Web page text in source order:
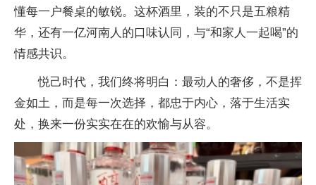
懂每一户餐桌的敏锐。这杯酒里，装的不只是五粮精
华，还有一亿河南人的口味认同，与“和家人一起喝”的
情感共识。
悦己时代，我们终将明白：最动人的奢侈，不是挥
金如土，而是每一次选择，都忠于内心，落于生活实
处，换来一份实实在在的欢愉与从容。